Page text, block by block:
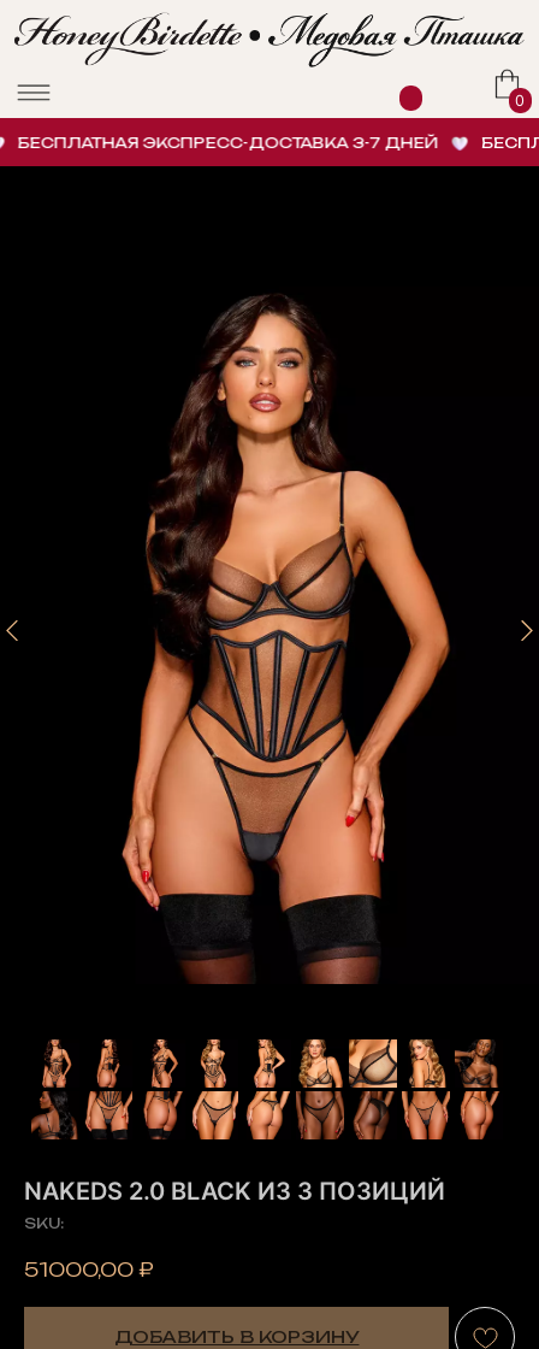
ЭКСПРЕСС-ДОСТАВКА 3-7 ДНЕЙ
NAKEDS 2.0 BLACK ИЗ 3 ПОЗИЦИЙ
SKU:
51000,00 ₽
ДОБАВИТЬ В КОРЗИНУ